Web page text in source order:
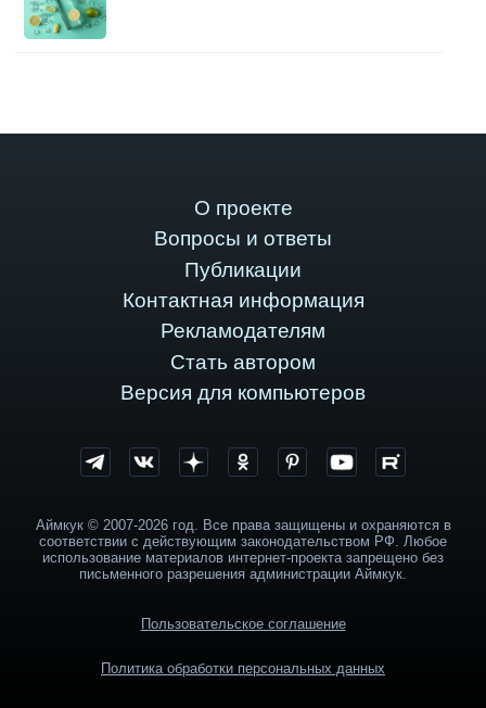
О проекте
Вопросы и ответы
Публикации
Контактная информация
Рекламодателям
Стать автором
Версия для компьютеров
Аймкук © 2007-2026 год. Все права защищены и охраняются в
соответствии с действующим законодательством РФ. Любое
использование материалов интернет-проекта запрещено без
письменного разрешения администрации Аймкук.
Пользовательское соглашение
Политика обработки персональных данных